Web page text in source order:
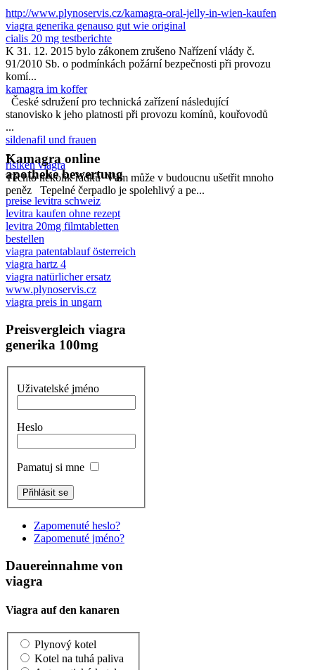
http://www.plynoservis.cz/kamagra-oral-jelly-in-wien-kaufen
viagra generika genauso gut wie original
cialis 20 mg testberichte
K 31. 12. 2015 bylo zákonem zrušeno Nařízení vlády č.
91/2010 Sb. o podmínkách požární bezpečnosti při provozu
komí...
kamagra im koffer
České sdružení pro technická zařízení následující
stanovisko k jeho platnosti při provozu komínů, kouřovodů
...
sildenafil und frauen
...
risiken viagra
Těchto několik řádků Vám může v budoucnu ušetřit mnoho
peněz Tepelné čerpadlo je spolehlivý a pe...
Kamagra online
apotheke bewertung
preise levitra schweiz
levitra kaufen ohne rezept
levitra 20mg filmtabletten
bestellen
viagra patentablauf österreich
viagra hartz 4
viagra natürlicher ersatz
www.plynoservis.cz
viagra preis in ungarn
Preisvergleich viagra
generika 100mg
Uživatelské jméno
Heslo
Pamatuj si mne
Zapomenuté heslo?
Zapomenuté jméno?
Dauereinnahme von
viagra
Viagra auf den kanaren
Plynový kotel
Kotel na tuhá paliva